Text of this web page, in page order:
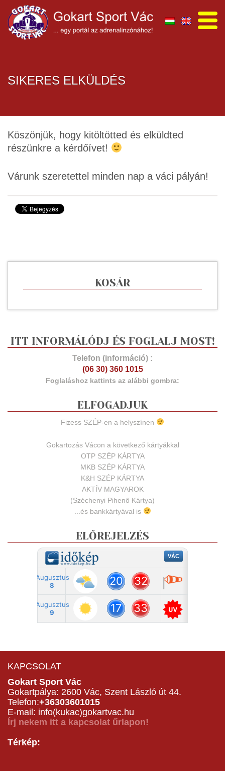
SIKERES ELKÜLDÉS
Köszönjük, hogy kitöltötted és elküldted
részünkre a kérdőívet!
Várunk szeretettel minden nap a váci pályán!
KOSÁR
ITT INFORMÁLÓDJ ÉS FOGLALJ MOST!
Telefon (információ) :
(06 30) 360 1015
Foglaláshoz kattints az alábbi gombra:
ELFOGADJUK
Fizess SZÉP-en a helyszínen
Gokartozás Vácon a következő kártyákkal
OTP SZÉP KÁRTYA
MKB SZÉP KÁRTYA
K&H SZÉP KÁRTYA
AKTÍV MAGYAROK
(Széchenyi Pihenő Kártya)
...és bankkártyával is
ELŐREJELZÉS
KAPCSOLAT
Gokart Sport Vác
Gokartpálya: 2600 Vác, Szent László út 44.
Telefon:+36303601015
E-mail: info(kukac)gokartvac.hu
Írj nekem itt a kapcsolat űrlapon!
Térkép: